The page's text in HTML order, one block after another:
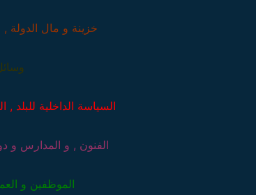
خزينة و مال الدولة ,
السياسة الداخلية للبلد
الفنون , و المدارس و
الموظفين و